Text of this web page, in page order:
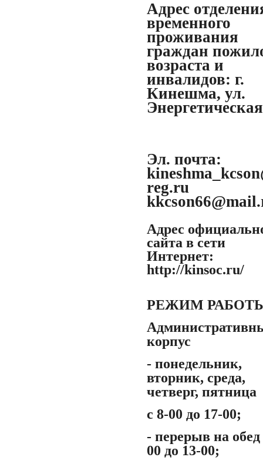
Адрес
временного
проживания
граждан
возраста и
инвалидов: г.
Кинешма, ул.
Эл. почта:
reg.ru
Адрес
сайта в сети
Интернет:
http://kinsoc.ru/
РЕЖИМ
корпус
- понедельник,
вторник, среда,
четверг, пятница
с 8-00 до 17-00;
- перерыв на обед
00 до 13-00;